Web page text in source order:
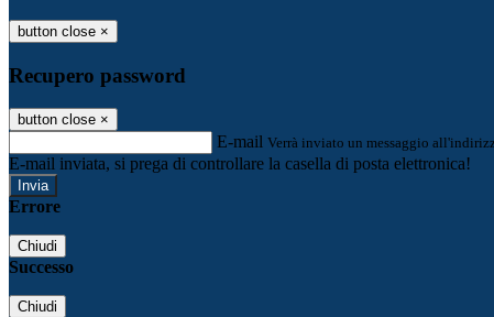
button close ×
Recupero password
button close ×
E-mail Verrà inviato un messaggio
E-mail inviata, si prega di controllare la casella di posta elettronica!
Errore
Chiudi
Successo
Chiudi